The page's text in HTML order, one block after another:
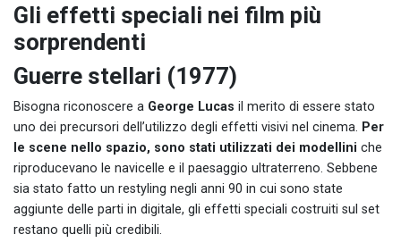
Gli effetti speciali nei film più
sorprendenti
Guerre stellari (1977)
Bisogna riconoscere a George Lucas il merito di essere stato
uno dei precursori dell’utilizzo degli effetti visivi nel cinema. Per
le scene nello spazio, sono stati utilizzati dei modellini che
riproducevano le navicelle e il paesaggio ultraterreno. Sebbene
sia stato fatto un restyling negli anni 90 in cui sono state
aggiunte delle parti in digitale, gli effetti speciali costruiti sul set
restano quelli più credibili.